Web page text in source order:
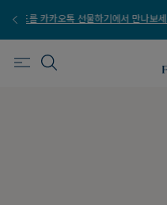
프레드를 이메